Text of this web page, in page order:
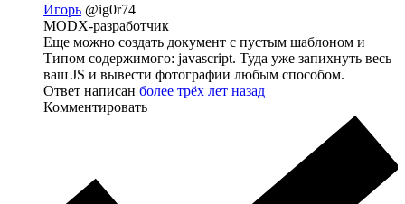
Игорь @ig0r74
MODX-разработчик
Еще можно создать документ с пустым шаблоном и
Типом содержимого: javascript. Туда уже запихнуть весь
ваш JS и вывести фотографии любым способом.
Ответ написан более трёх лет назад
Комментировать